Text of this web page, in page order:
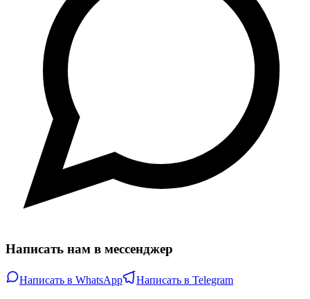
Написать нам в мессенджер
Написать в WhatsApp Написать в Telegram